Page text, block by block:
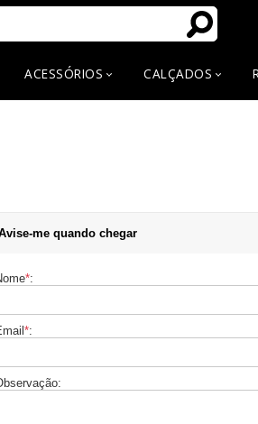
ACESSÓRIOS CALÇADOS
me quando chegar
*:
*: